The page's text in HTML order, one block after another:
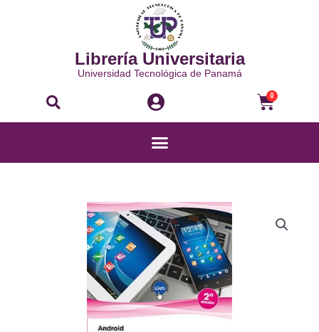
Librería Universitaria
Universidad Tecnológica de Panamá
Buscar 0
Menú